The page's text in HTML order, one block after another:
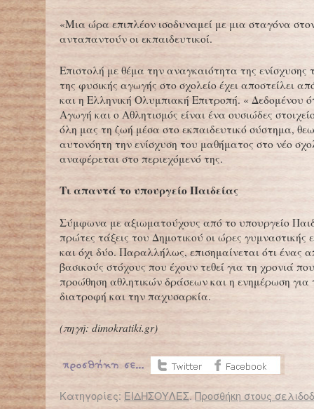
«Μια ώρα επιπλέον ισοδυναμεί με μια σταγόνα
ανταπαντούν οι εκπαιδευτικοί.
Επιστολή με θέμα την αναγκαιότητα της ενίσχυσης
της φυσικής αγωγής στο σχολείο έχει αποστείλει
και η Ελληνική Ολυμπιακή Επιτροπή. « Δεδομένου
Αγωγή και ο Αθλητισμός είναι ένα ουσιώδες
όλη μας τη ζωή μέσα στο εκπαιδευτικό σύστημα,
αυτονόητη την ενίσχυση του μαθήματος στο νέο
αναφέρεται στο περιεχόμενό της.
Τι απαντά το υπουργείο Παιδείας
Σύμφωνα με αξιωματούχους από το υπουργείο
πρώτες τάξεις του Δημοτικού οι ώρες γυμναστικής
και όχι δύο. Παραλλήλως, επισημαίνεται ότι ένας
βασικούς στόχους που έχουν τεθεί για τη χρονιά
προώθηση αθλητικών δράσεων και η ενημέρωση για
διατροφή και την παχυσαρκία.
(πηγή: dimokratiki.gr)
Κατηγορίες: ΕΙΔΗΣΟΥΛΕΣ. Προσθήκη στους